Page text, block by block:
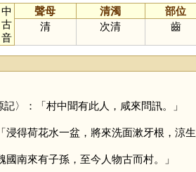
中
古
音
聲母 清濁 部位
清
次清 齒
〉：「村中聞有此人，咸來問訊。」
得荷花水一盆，將來洗面漱牙根，涼
南來有子孫，至今人物古而村。」